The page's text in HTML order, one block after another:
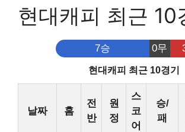
현대캐피 최근 10
7승 0무
현대캐피 최근 10경기
날짜 홈
전
반
원
정
스
코
어
승/
패